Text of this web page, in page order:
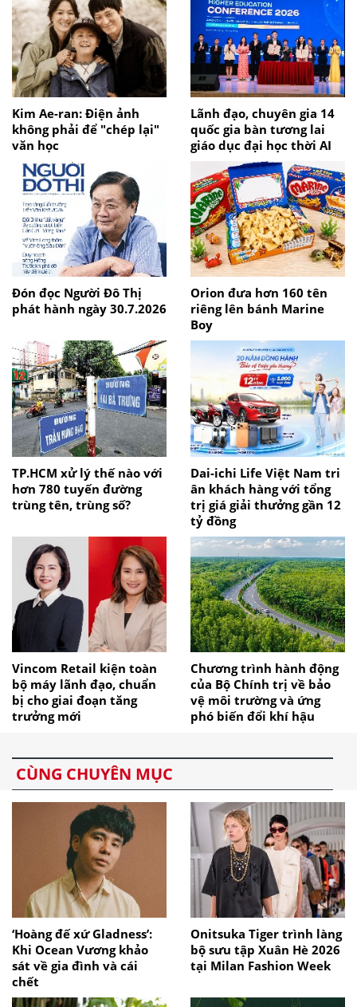
Kim Ae-ran: Điện ảnh
không phải để "chép lại"
văn học
Lãnh đạo, chuyên gia 14
quốc gia bàn tương lai
giáo dục đại học thời AI
Đón đọc Người Đô Thị
phát hành ngày 30.7.2026
Orion đưa hơn 160 tên
riêng lên bánh Marine
Boy
TP.HCM xử lý thế nào với
hơn 780 tuyến đường
trùng tên, trùng số?
Dai-ichi Life Việt Nam tri
ân khách hàng với tổng
trị giá giải thưởng gần 12
tỷ đồng
Vincom Retail kiện toàn
bộ máy lãnh đạo, chuẩn
bị cho giai đoạn tăng
trưởng mới
Chương trình hành động
của Bộ Chính trị về bảo
vệ môi trường và ứng
phó biến đổi khí hậu
CÙNG CHUYÊN MỤC
‘Hoàng đế xứ Gladness’:
Khi Ocean Vương khảo
sát về gia đình và cái
chết
Onitsuka Tiger trình làng
bộ sưu tập Xuân Hè 2026
tại Milan Fashion Week